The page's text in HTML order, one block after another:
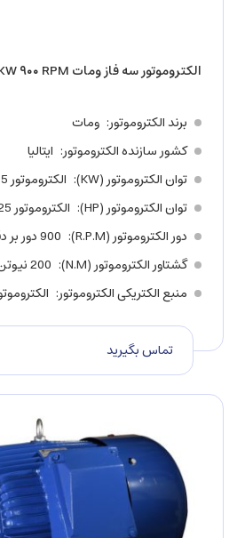
الکتروموتور سه فاز ومات VTB ۱۸.۵KW ۹۰۰ RPM
برند الکتروموتور ومات
کشور سازنده الکتروموتور ایتالیا
توان الکتروموتور (KW)
الکتروموتور 18/5 کیلووات
توان الکتروموتور (HP)
الکتروموتور 25 اسب بخار
دور الکتروموتور (R.P.M)
900 دور بر دقیقه
گشتاور الکتروموتور (N.M)
200 نیوتن متر
منبع الکتریکی الکتروموتور
تماس بگیرید